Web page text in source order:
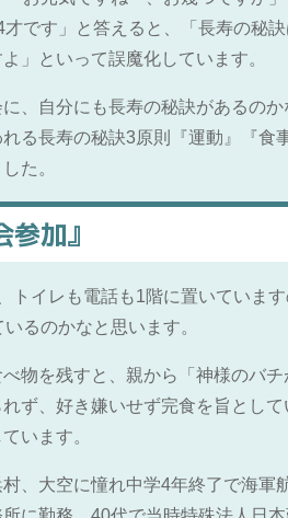
です」と答えると、「長寿の秘訣
」といって誤魔化しています。
、自分にも長寿の秘訣があるの
る長寿の秘訣3原則『運動』『食
た。
加』
トイレも電話も1階に置いていま
るのかなと思います。
物を残すと、親から「神様のバ
ず、好き嫌いせず完食を旨とし
います。
、大空に憧れ中学4年終了で海軍